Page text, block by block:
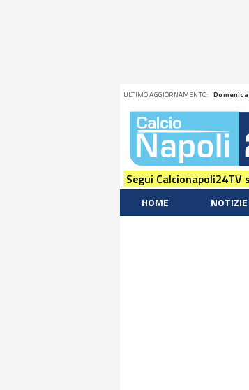
ULTIMO AGGIORNAMENTO:
Segui Calcionapoli24TV
HOME NOTIZIE